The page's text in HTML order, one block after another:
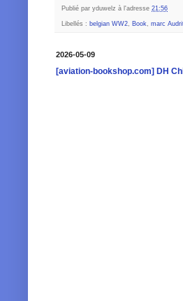
Publié par yduwelz à l'adresse 21:56
Libellés : belgian WW2 Book marc
2026-05-09
[aviation-bookshop.com] DH